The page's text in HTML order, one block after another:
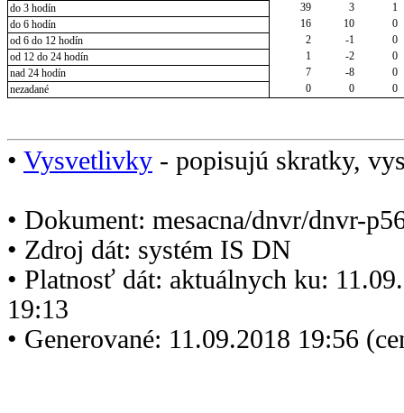
do 3 hodín
39 3
1
do 6 hodín
16 10
0
od 6 do 12 hodín
2 -1
0
od 12 do 24 hodín
1 -2
0
nad 24 hodín
7 -8
0
nezadané
0 0 0
• Vysvetlivky - popisujú skratky,
• Dokument: mesacna/dnvr/dnvr-
• Zdroj dát: systém IS DN
• Platnosť dát: aktuálnych ku:
19:13
• Generované: 11.09.2018 19:56